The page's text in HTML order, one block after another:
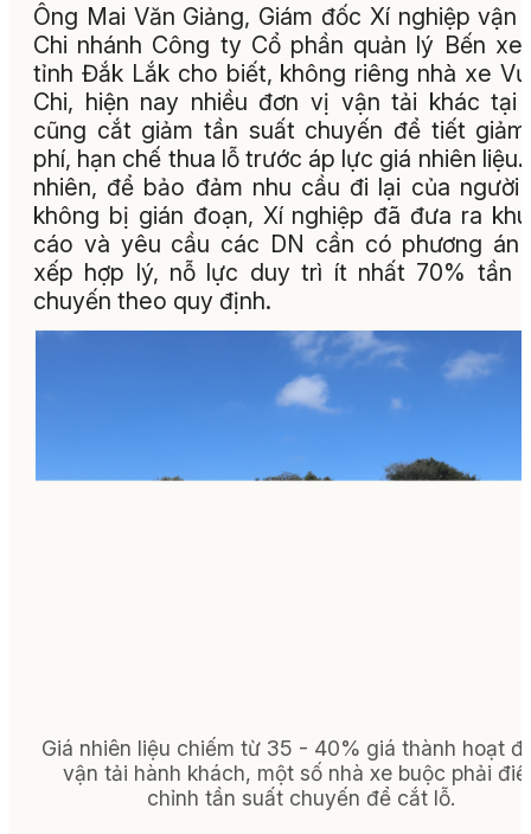
Ông Mai Văn Giảng, Giám đốc Xí nghiệp vận
Chi nhánh Công ty Cổ phần quản lý Bến xe
tỉnh Đắk Lắk cho biết, không riêng nhà xe
Chi, hiện nay nhiều đơn vị vận tải khác tại
cũng cắt giảm tần suất chuyến để tiết
phí, hạn chế thua lỗ trước áp lực giá nhiên liệu.
nhiên, để bảo đảm nhu cầu đi lại của người
không bị gián đoạn, Xí nghiệp đã đưa ra
cáo và yêu cầu các DN cần có phương án
xếp hợp lý, nỗ lực duy trì ít nhất 70% tần
chuyến theo quy định.
Giá nhiên liệu chiếm từ 35 - 40% giá thành hoạt
vận tải hành khách, một số nhà xe buộc phải
chỉnh tần suất chuyến để cắt lỗ.